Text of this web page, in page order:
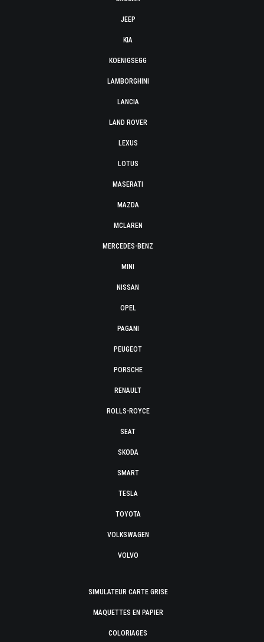
JEEP
KIA
KOENIGSEGG
LAMBORGHINI
LANCIA
LAND ROVER
LEXUS
LOTUS
MASERATI
MAZDA
MCLAREN
MERCEDES-BENZ
MINI
NISSAN
OPEL
PAGANI
PEUGEOT
PORSCHE
RENAULT
ROLLS-ROYCE
SEAT
SKODA
SMART
TESLA
TOYOTA
VOLKSWAGEN
VOLVO
SIMULATEUR CARTE GRISE
MAQUETTES EN PAPIER
COLORIAGES